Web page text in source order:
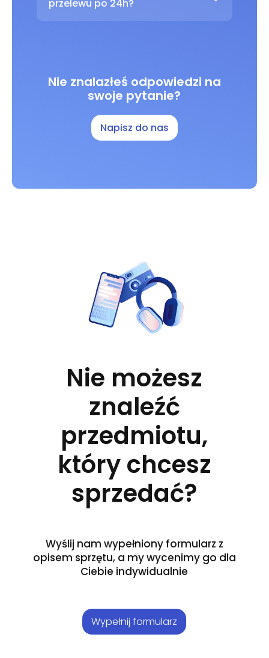
przelewu po 24h?
Nie znalazłeś odpowiedzi na
swoje pytanie?
Napisz do nas
Nie możesz
znaleźć
przedmiotu,
który chcesz
sprzedać?
Wyślij nam wypełniony formularz z
opisem sprzętu, a my wycenimy go dla
Ciebie indywidualnie
Wypełnij formularz